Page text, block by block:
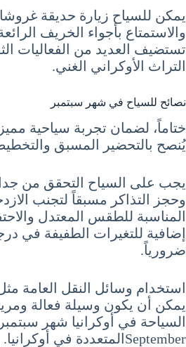
يمكن للسياح زيارة حديقة
والاستمتاع بأجواء الخريف
تستضيف العديد من الفعاليات
التراث الأوكراني الغني.
نصائح للسياح في شهر سبتمبر
ختاماً، لضمان تجربة سياحية
يُنصح بالتحضير المسبق
يجب على السياح التحقق من
وحجز التذاكر مسبقاً لتجنب
المناسبة للطقس المعتدل
إضافية للتغيرات الطفيفة في
ضرورياً.
استخدام وسائل النقل العامة
يمكن أن يكون وسيلة فعالة
Septemberالمتعددة في أوكرانيا.